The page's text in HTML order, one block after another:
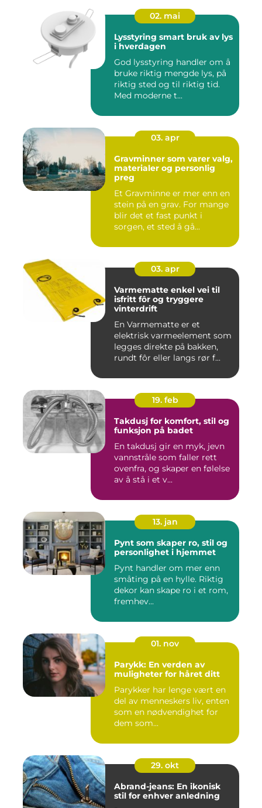
02. mai
Lysstyring smart bruk av lys
i hverdagen
God lysstyring handler om å
bruke riktig mengde lys, på
riktig sted og til riktig tid.
Med moderne t...
03. apr
Gravminner som varer valg,
materialer og personlig
preg
Et Gravminne er mer enn en
stein på en grav. For mange
blir det et fast punkt i
sorgen, et sted å gå...
03. apr
Varmematte enkel vei til
isfritt fôr og tryggere
vinterdrift
En Varmematte er et
elektrisk varmeelement som
legges direkte på bakken,
rundt fôr eller langs rør f...
19. feb
Takdusj for komfort, stil og
funksjon på badet
En takdusj gir en myk, jevn
vannstråle som faller rett
ovenfra, og skaper en følelse
av å stå i et v...
13. jan
Pynt som skaper ro, stil og
personlighet i hjemmet
Pynt handler om mer enn
småting på en hylle. Riktig
dekor kan skape ro i et rom,
fremhev...
01. nov
Parykk: En verden av
muligheter for håret ditt
Parykker har lenge vært en
del av menneskers liv, enten
som en nødvendighet for
dem som...
29. okt
Abrand-jeans: En ikonisk
stil for enhver anledning